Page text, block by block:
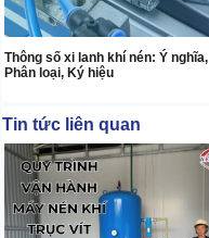
Thông số xi lanh khí nén: Ý nghĩa,
Phân loại, Ký hiệu
Tin tức liên quan